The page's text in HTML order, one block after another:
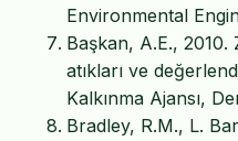
Environmental
Başkan, A.E., 2010.
atıkları ve
Kalkınma Ajansı,
Bradley, R.M., L.